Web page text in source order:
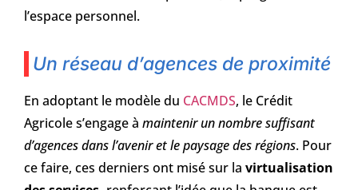
l’espace personnel.
Un réseau d’agences de proximité
En adoptant le modèle du CACMDS, le Crédit
Agricole s’engage à maintenir un nombre suffisant
d’agences dans l’avenir et le paysage des régions. Pour
ce faire, ces derniers ont misé sur la virtualisation